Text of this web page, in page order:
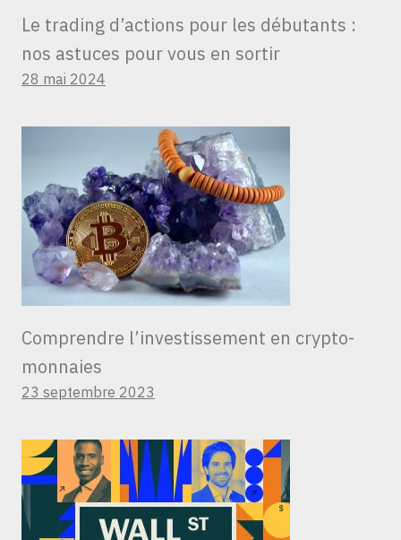
Le trading d’actions pour les débutants :
nos astuces pour vous en sortir
28 mai 2024
Comprendre l’investissement en crypto-
monnaies
23 septembre 2023